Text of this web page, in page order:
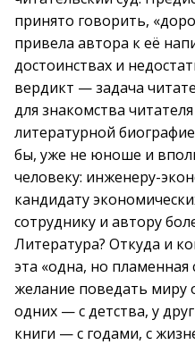
принято говорить,
привела автора к её
достоинствах и
вердикт — задача
для знакомства
литературной
бы, уже не юноше и
человеку: инженеру-
кандидату
сотруднику и автору
Литература? Откуда и
эта «одна, но пламенная
желание поведать миру
одних — с детства, у
книги — с годами, с